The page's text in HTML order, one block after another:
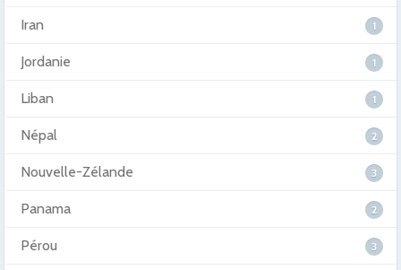
Iran 1
Jordanie 1
Liban 1
Népal 2
Nouvelle-Zélande 3
Panama 2
Pérou 3